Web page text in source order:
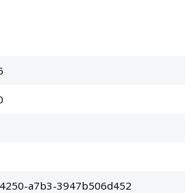
4250-a7b3-3947b506d452